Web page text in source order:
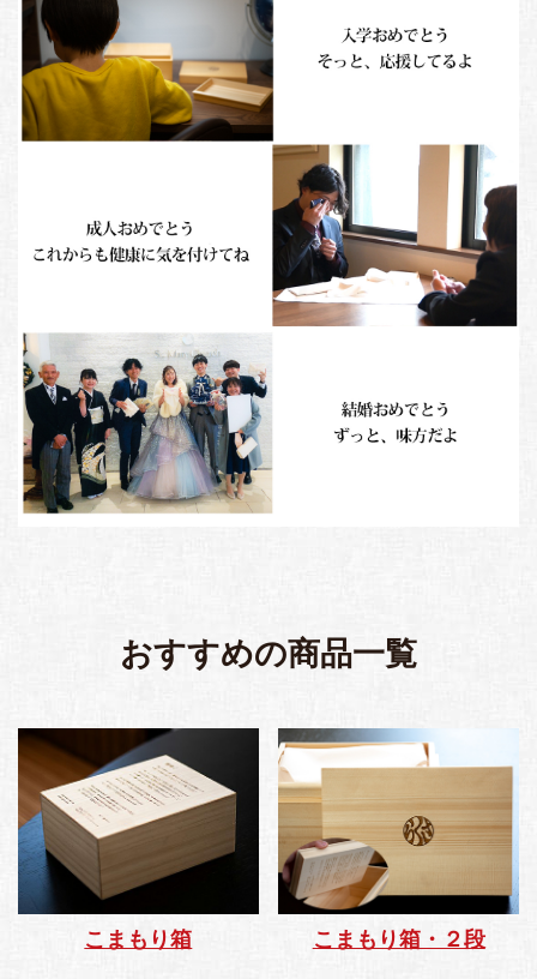
おすすめの商品一覧
こまもり箱 こまもり箱・２段